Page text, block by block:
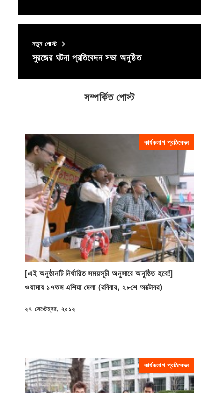
নতুন পোস্ট
সুরজের ঘটনা প্রতিবেদন সভা অনুষ্ঠিত
সম্পর্কিত পোস্ট
কার্যকলাপ প্রতিবেদন
[এই অনুষ্ঠানটি নির্ধারিত সময়সূচী অনুসারে অনুষ্ঠিত হবে!]
ওয়ামায় ১৭তম এশিয়া মেলা (রবিবার, ২৮শে অক্টোবর)
প্রকাশিত
২৭ সেপ্টেম্বর, ২০১২
কার্যকলাপ প্রতিবেদন